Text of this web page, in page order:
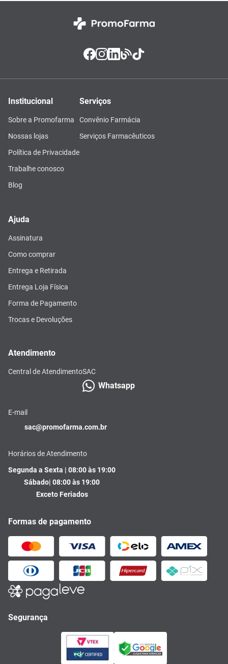
Institucional
Sobre a Promofarma
Nossas lojas
Política de Privacidade
Trabalhe conosco
Blog
Serviços
Convênio Farmácia
Serviços Farmacêuticos
Ajuda
Assinatura
Como comprar
Entrega e Retirada
Entrega Loja Física
Forma de Pagamento
Trocas e Devoluções
Atendimento
Central de AtendimentoSAC
Whatsapp
E-mail
sac@promofarma.com.br
Horários de Atendimento
Segunda a Sexta | 08:00 às 19:00
Sábado| 08:00 às 19:00
Exceto Feriados
Formas de pagamento
Segurança